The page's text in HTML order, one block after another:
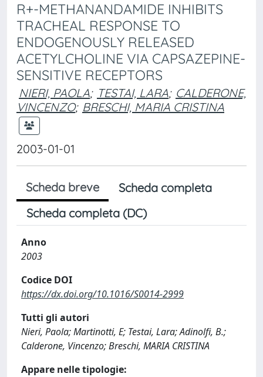
R+-METHANANDAMIDE INHIBITS
TRACHEAL RESPONSE TO
ENDOGENOUSLY RELEASED
ACETYLCHOLINE VIA CAPSAZEPINE-
SENSITIVE RECEPTORS
NIERI, PAOLA; TESTAI, LARA; CALDERONE,
VINCENZO; BRESCHI, MARIA CRISTINA
2003-01-01
Scheda breve
Scheda completa
Scheda completa (DC)
Anno
2003
Codice DOI
https://dx.doi.org/10.1016/S0014-2999
Tutti gli autori
Nieri, Paola; Martinotti, E; Testai, Lara; Adinolfi, B.;
Calderone, Vincenzo; Breschi, MARIA CRISTINA
Appare nelle tipologie: